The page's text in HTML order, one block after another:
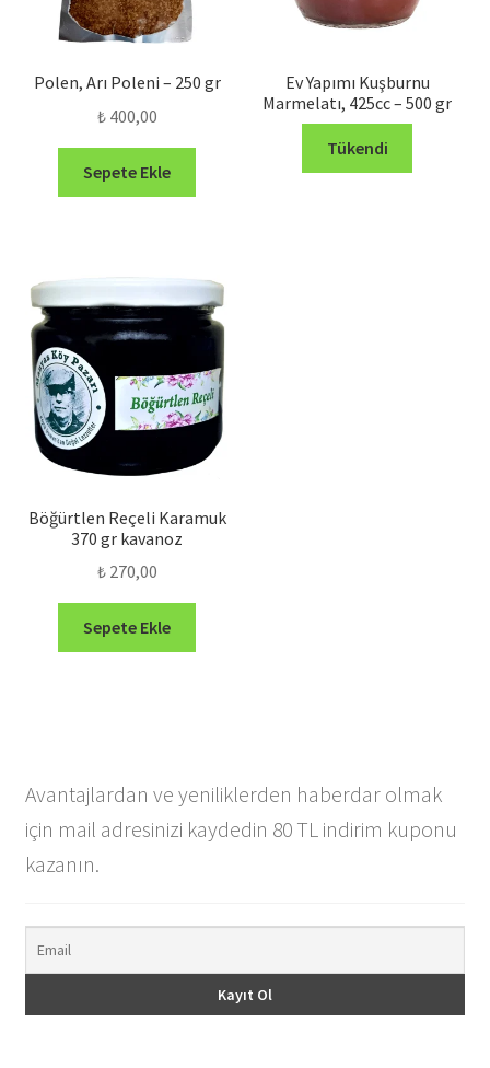
Polen, Arı Poleni – 250 gr
₺400,00
Sepete Ekle
Ev Yapımı Kuşburnu
Marmelatı, 425cc – 500 gr
Tükendi
Böğürtlen Reçeli Karamuk
370 gr kavanoz
₺270,00
Sepete Ekle
Avantajlardan ve yeniliklerden haberdar olmak
için mail adresinizi kaydedin 80 TL indirim kuponu
kazanın.